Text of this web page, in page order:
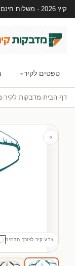
קיץ 2026 · משלוח חינם מ-₪300 · ייצור 48 שעות · 15,000+ לקוחות מרוצים
טפטים לקיר
דף הבית›מדבקות לקיר›
צבע קיר לצורך הדמיה